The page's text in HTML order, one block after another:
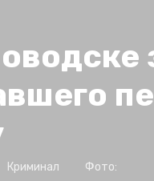
Криминал Фото: